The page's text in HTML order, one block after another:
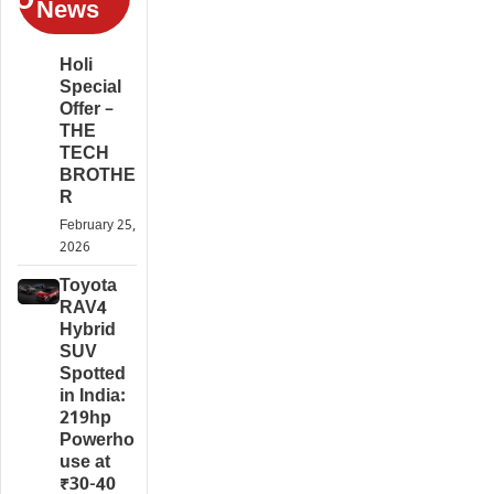
News
Holi
Special
Offer –
THE
TECH
BROTHE
R
February 25,
2026
Toyota
RAV4
Hybrid
SUV
Spotted
in India:
219hp
Powerho
use at
₹30-40